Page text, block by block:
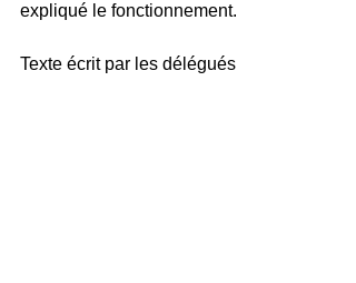
expliqué le fonctionnement.
Texte écrit par les délégués